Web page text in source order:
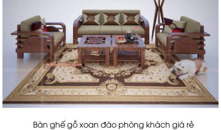
Bàn ghế gỗ xoan đào phòng khách giá rẻ